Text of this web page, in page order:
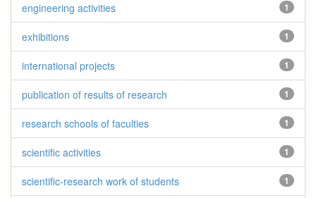
1
engineering activities
1
exhibitions
1
international projects
1
publication of results of research
1
research schools of faculties
1
scientific activities
1
scientific-research work of students